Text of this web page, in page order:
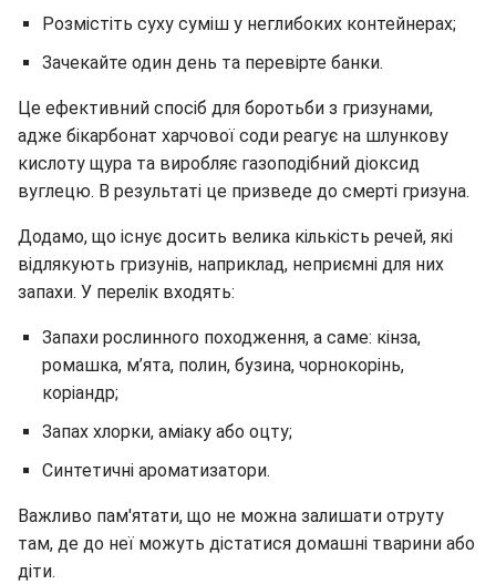
Розмістіть суху суміш у неглибоких контейнерах;
Зачекайте один день та перевірте банки.
Це ефективний спосіб для боротьби з гризунами,
адже бікарбонат харчової соди реагує на шлункову
кислоту щура та виробляє газоподібний діоксид
вуглецю. В результаті це призведе до смерті гризуна.
Додамо, що існує досить велика кількість речей, які
відлякують гризунів, наприклад, неприємні для них
запахи. У перелік входять:
Запахи рослинного походження, а саме: кінза,
ромашка, м’ята, полин, бузина, чорнокорінь,
коріандр;
Запах хлорки, аміаку або оцту;
Синтетичні ароматизатори.
Важливо пам'ятати, що не можна залишати отруту
там, де до неї можуть дістатися домашні тварини або
діти.